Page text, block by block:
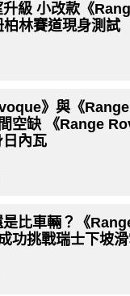
升級 小改款《
柏林賽道現身測試
》與《
空缺 《Range
內瓦
是比車輛？《
功挑戰瑞士下坡